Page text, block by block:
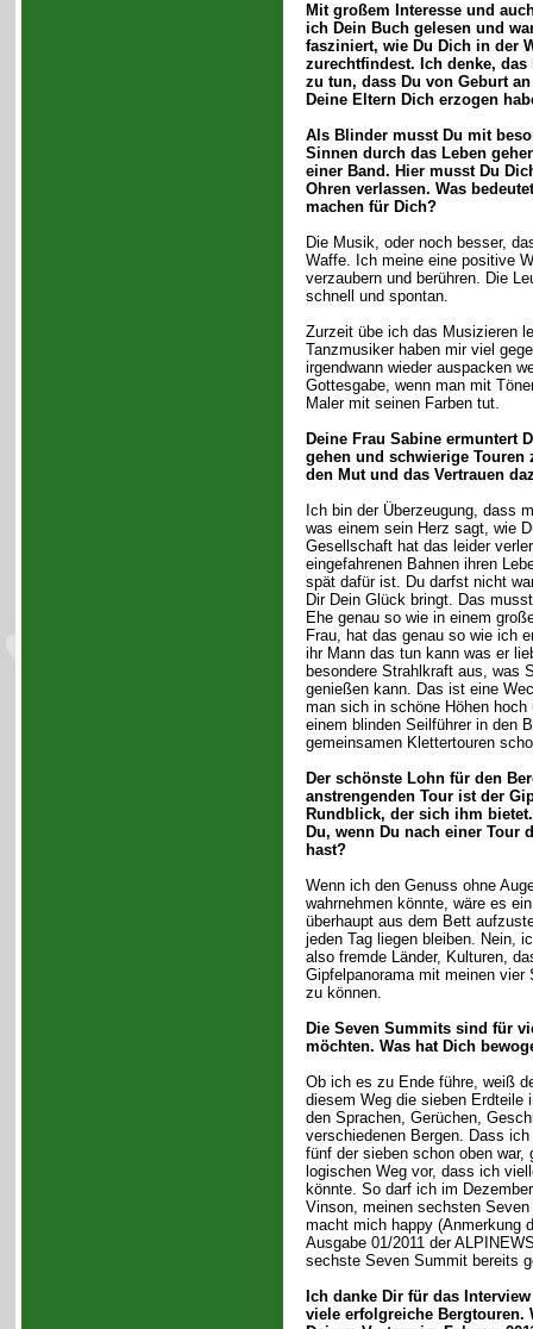
Mit großem Interesse und
ich Dein Buch gelesen und
fasziniert, wie Du Dich in der
zurechtfindest. Ich denke,
zu tun, dass Du von Geburt
Deine Eltern Dich erzogen
Als Blinder musst Du mit
Sinnen durch das Leben
einer Band. Hier musst Du
Ohren verlassen. Was
machen für Dich?
Die Musik, oder noch besser,
Waffe. Ich meine eine positive
verzaubern und berühren. Die
schnell und spontan.
Zurzeit übe ich das Musizieren
Tanzmusiker haben mir viel
irgendwann wieder auspacken
Gottesgabe, wenn man mit
Maler mit seinen Farben tut.
Deine Frau Sabine ermuntert
gehen und schwierige Touren
den Mut und das Vertrauen
Ich bin der Überzeugung, dass
was einem sein Herz sagt, wie
Gesellschaft hat das leider
eingefahrenen Bahnen ihren
spät dafür ist. Du darfst nicht
Dir Dein Glück bringt. Das
Ehe genau so wie in einem
Frau, hat das genau so wie ich
ihr Mann das tun kann was er
besondere Strahlkraft aus, was
genießen kann. Das ist eine
man sich in schöne Höhen
einem blinden Seilführer in den
gemeinsamen Klettertouren
Der schönste Lohn für den
anstrengenden Tour ist der
Rundblick, der sich ihm
Du, wenn Du nach einer Tour
hast?
Wenn ich den Genuss ohne
wahrnehmen könnte, wäre es
überhaupt aus dem Bett
jeden Tag liegen bleiben. Nein,
also fremde Länder, Kulturen,
Gipfelpanorama mit meinen vier
zu können.
Die Seven Summits sind für
möchten. Was hat Dich
Ob ich es zu Ende führe, weiß
diesem Weg die sieben Erdteile
den Sprachen, Gerüchen,
verschiedenen Bergen. Dass
fünf der sieben schon oben war,
logischen Weg vor, dass ich
könnte. So darf ich im
Vinson, meinen sechsten
macht mich happy (Anmerkung
Ausgabe 01/2011 der
sechste Seven Summit bereits
Ich danke Dir für das
viele erfolgreiche Bergtouren.